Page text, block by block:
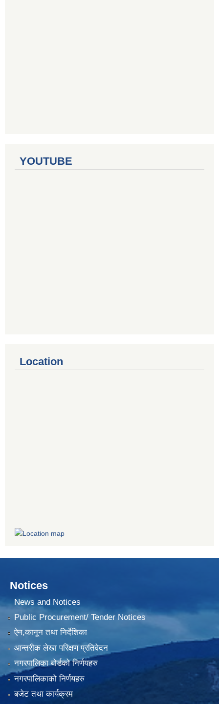
YOUTUBE
Location
Notices
News and Notices
Public Procurement/ Tender Notices
ऐन,कानून तथा निर्देशिका
आन्तरीक लेखा परिक्षण प्रतिवेदन
नगरपालिका बोर्डको निर्णयहरु
नगरपालिकाको निर्णयहरु
बजेट तथा कार्यक्रम